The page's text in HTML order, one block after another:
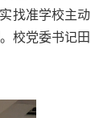
找准学校主动
校党委书记田